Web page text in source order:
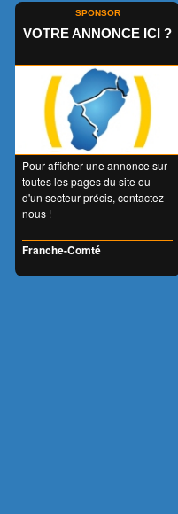
SPONSOR
VOTRE ANNONCE ICI ?
Pour afficher une annonce sur
toutes les pages du site ou
d'un secteur précis, contactez-
nous !
Franche-Comté